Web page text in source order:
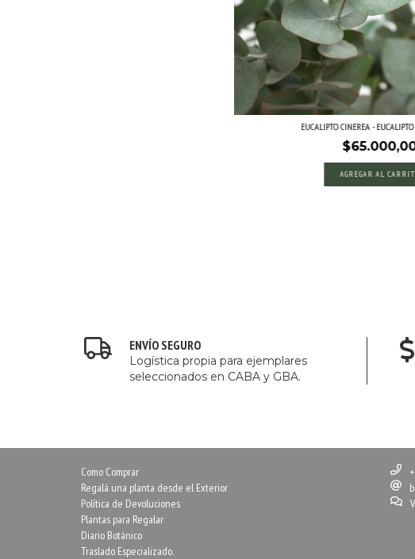
EUCALIPTO CINEREA - EUCALIPTO
AGREGAR AL
ENVÍO SEGURO
Logística propia para ejemplares
seleccionados en CABA y GBA.
Como Comprar
Regalá una planta desde el Exterior
Política de Devoluciones
Plantas para Regalar
Diario Botánico
Traslado Especializado.